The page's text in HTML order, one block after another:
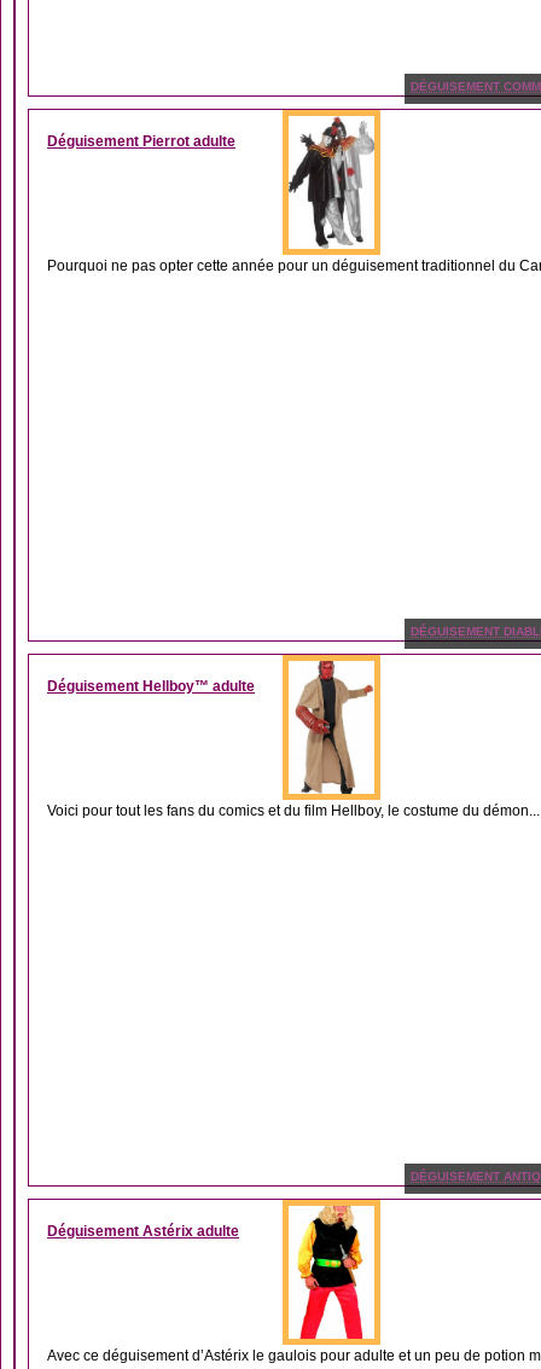
DÉGUISEMENT
Déguisement Pierrot adulte
Pourquoi ne pas opter cette année pour un déguisement traditionnel du
DÉGUISEMENT
Déguisement Hellboy™ adulte
Voici pour tout les fans du comics et du film Hellboy, le costume du démon...
DÉGUISEMENT
Déguisement Astérix adulte
Avec ce déguisement d’Astérix le gaulois pour adulte et un peu de potion